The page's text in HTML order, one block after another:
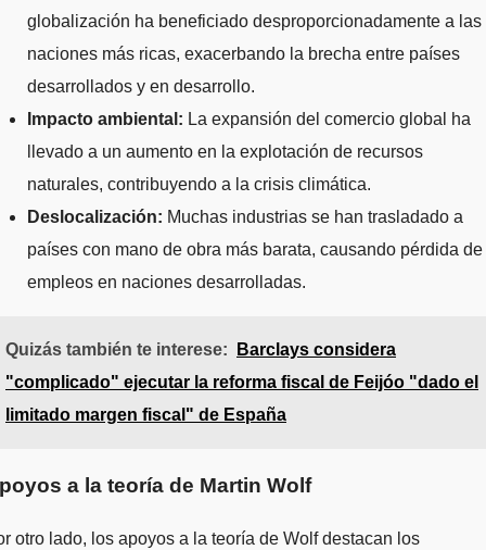
globalización ha beneficiado desproporcionadamente a las
naciones más ricas, exacerbando la brecha entre países
desarrollados y en desarrollo.
Impacto ambiental: La expansión del comercio global ha
llevado a un aumento en la explotación de recursos
naturales, contribuyendo a la crisis climática.
Deslocalización: Muchas industrias se han trasladado a
países con mano de obra más barata, causando pérdida de
empleos en naciones desarrolladas.
Quizás también te interese:
Barclays considera
"complicado" ejecutar la reforma fiscal de Feijóo "dado el
limitado margen fiscal" de España
a la teoría de Martin Wolf
otro lado, los apoyos a la teoría de Wolf destacan los